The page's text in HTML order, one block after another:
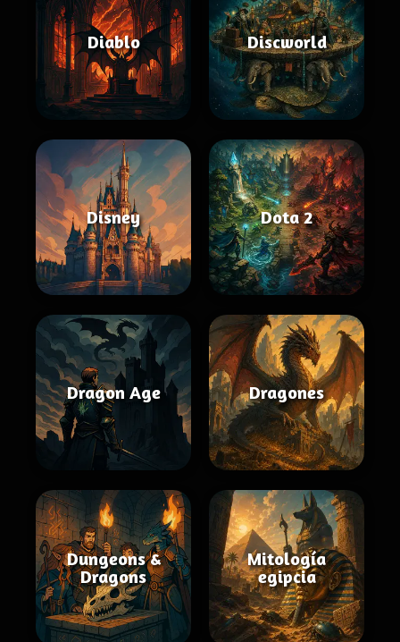
Diablo Discworld
Disney Dota 2
Dragon Age Dragones
Dungeons &
Dragons
Mitología
egipcia